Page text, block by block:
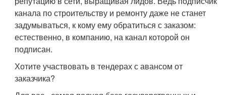
канала по строительству и ремонту даже не станет
задумываться, к кому ему обратиться с заказом:
естественно, в компанию, на канал которой он
подписан.
Хотите участвовать в тендерах с авансом от
заказчика?